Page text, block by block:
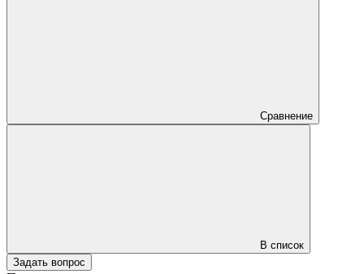
Сравнение
В список
Задать вопрос